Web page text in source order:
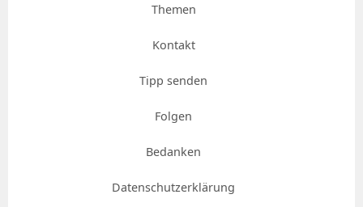
Themen
Kontakt
Tipp senden
Folgen
Bedanken
Datenschutzerklärung